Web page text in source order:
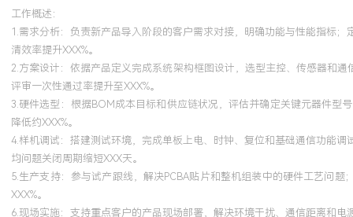
工作概述：
1.需求分析：负责新产品导入阶段的客户需求对接，明确功能与性能指标
清效率提升XXX%。
2.方案设计：依据产品定义完成系统架构框图设计，选型主控、传感器和
评审一次性通过率提升至XXX%。
3.硬件选型：根据BOM成本目标和供应链状况，评估并确定关键元器件型
降低约XXX%。
4.样机调试：搭建测试环境，完成单板上电、时钟、复位和基础通信功能
均问题关闭周期缩短XXX天。
5.生产支持：参与试产跟线，解决PCBA贴片和整机组装中的硬件工艺问
XXX%。
6.现场实施：支持重点客户的产品现场部署，解决环境干扰、通信距离和